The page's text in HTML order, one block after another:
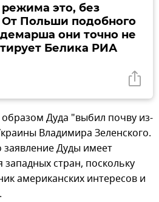
это, без
Польши подобного
они точно не
Белика РИА
Дуда "выбил почву из-
Владимира Зеленского.
заявление Дуды имеет
стран, поскольку
американских интересов и